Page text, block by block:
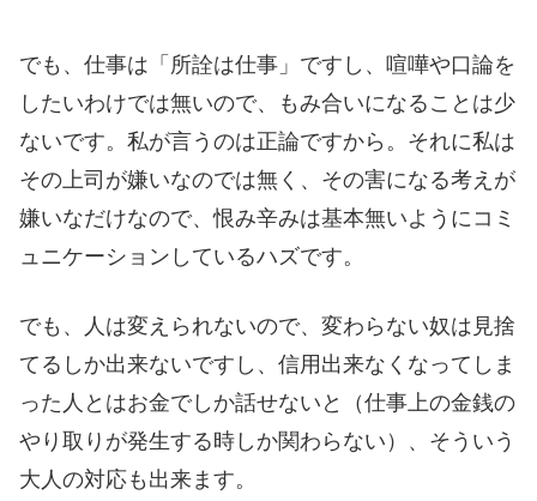
でも、仕事は「所詮は仕事」ですし、喧嘩や口論を
したいわけでは無いので、もみ合いになることは少
ないです。私が言うのは正論ですから。それに私は
その上司が嫌いなのでは無く、その害になる考えが
嫌いなだけなので、恨み辛みは基本無いようにコミ
ュニケーションしているハズです。
でも、人は変えられないので、変わらない奴は見捨
てるしか出来ないですし、信用出来なくなってしま
った人とはお金でしか話せないと（仕事上の金銭の
やり取りが発生する時しか関わらない）、そういう
大人の対応も出来ます。